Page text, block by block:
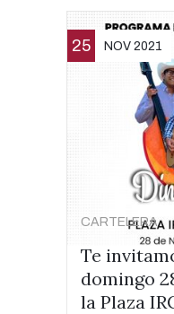
25 NOV 2021
CARTELERA
Te
domingo
la Plaza